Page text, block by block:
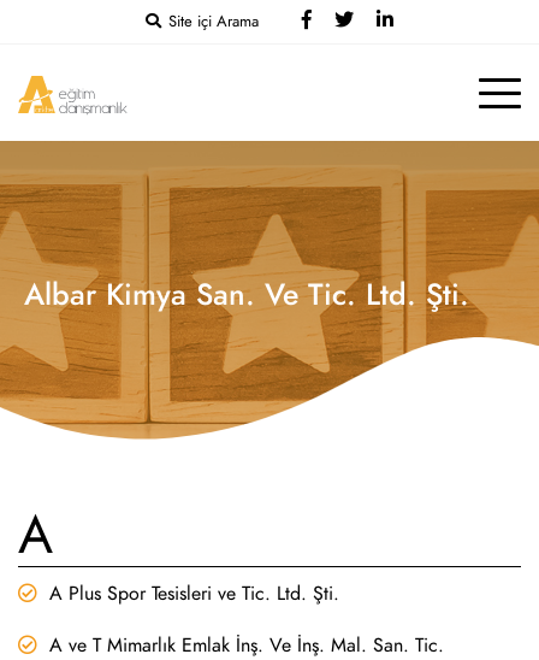
Site içi Arama
Albar Kimya San. Ve Tic. Ltd. Şti.
A
A Plus Spor Tesisleri ve Tic. Ltd. Şti.
A ve T Mimarlık Emlak İnş. Ve İnş. Mal. San. Tic.